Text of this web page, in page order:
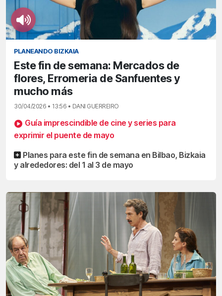
PLANEANDO BIZKAIA
Este fin de semana: Mercados de
flores, Erromeria de Sanfuentes y
mucho más
30/04/2026 • 13:56 • DANI GUERREIRO
Guía imprescindible de cine y series para
exprimir el puente de mayo
Planes para este fin de semana en Bilbao, Bizkaia
y alrededores: del 1 al 3 de mayo